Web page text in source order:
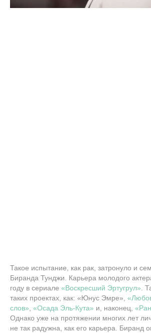
Такое испытание, как рак, затронуло и
Биранда Тунджи. Карьера молодого
году в сериале «Воскресший Эртугрул» .
таких проектах, как: «Юнус Эмре»,
слов» «Осада Эль-Кута» и, наконец,
Однако уже на протяжении многих лет
не так радужна, как его карьера. Биранд